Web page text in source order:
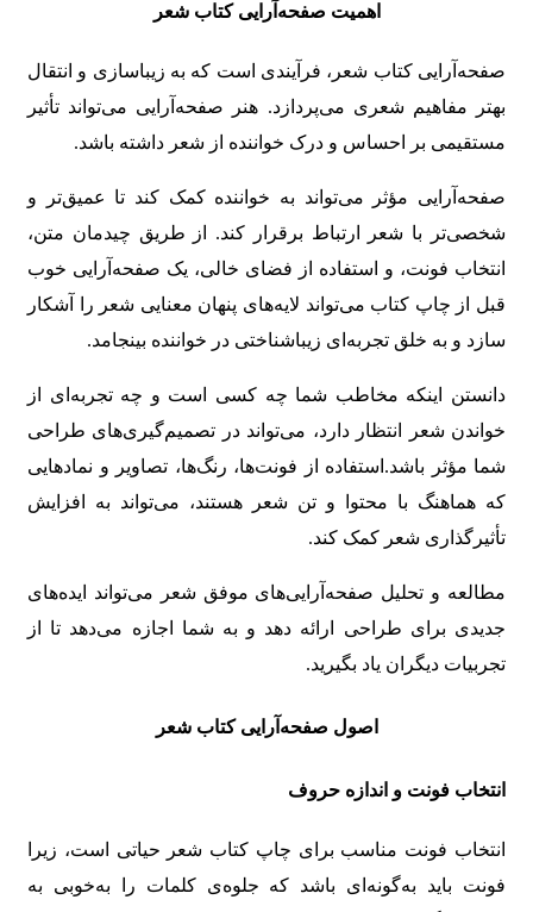
اهمیت صفحه‌آرایی کتاب شعر
صفحه‌آرایی کتاب شعر، فرآیندی است که به زیباسازی و انتقال
بهتر مفاهیم شعری می‌پردازد. هنر صفحه‌آرایی می‌تواند تأثیر
مستقیمی بر احساس و درک خواننده از شعر داشته باشد.
صفحه‌آرایی مؤثر می‌تواند به خواننده کمک کند تا عمیق‌تر و
شخصی‌تر با شعر ارتباط برقرار کند. از طریق چیدمان متن،
انتخاب فونت، و استفاده از فضای خالی، یک صفحه‌آرایی خوب
قبل از چاپ کتاب می‌تواند لایه‌های پنهان معنایی شعر را آشکار
سازد و به خلق تجربه‌ای زیباشناختی در خواننده بینجامد.
دانستن اینکه مخاطب شما چه کسی است و چه تجربه‌ای از
خواندن شعر انتظار دارد، می‌تواند در تصمیم‌گیری‌های طراحی
شما مؤثر باشد.استفاده از فونت‌ها، رنگ‌ها، تصاویر و نمادهایی
که هماهنگ با محتوا و تن شعر هستند، می‌تواند به افزایش
تأثیرگذاری شعر کمک کند.
مطالعه و تحلیل صفحه‌آرایی‌های موفق شعر می‌تواند ایده‌های
جدیدی برای طراحی ارائه دهد و به شما اجازه می‌دهد تا از
تجربیات دیگران یاد بگیرید.
اصول صفحه‌آرایی کتاب شعر
انتخاب فونت و اندازه حروف
انتخاب فونت مناسب برای چاپ کتاب شعر حیاتی است، زیرا
فونت باید به‌گونه‌ای باشد که جلوه‌ی کلمات را به‌خوبی به